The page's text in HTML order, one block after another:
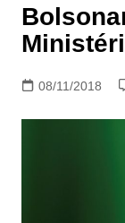
08/11/2018